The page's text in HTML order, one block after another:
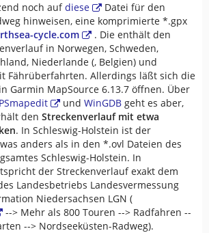
noch aufdiese
Datei für den
hinweisen, eine komprimierte *.gpx
cycle.com
. Die enthält den
in Norwegen, Schweden,
Niederlande (, Belgien) und
Fährüberfahrten. Allerdings läßt sich die
Garmin MapSource 6.13.7 öffnen. Über
und WinGDB geht es aber,
den Streckenverlauf mit etwa
. In Schleswig-Holstein ist der
anders als in den *.ovl Dateien des
Schleswig-Holstein. In
der Streckenverlauf exakt dem
Landesbetriebs Landesvermessung
Niedersachsen LGN (
--> Mehr als 800 Touren --> Radfahren --
--> Nordseeküsten-Radweg).